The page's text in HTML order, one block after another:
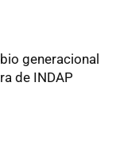
generacional
de INDAP